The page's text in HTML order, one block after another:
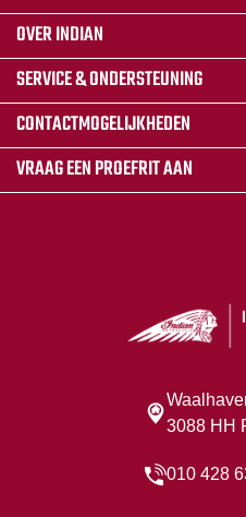
OVER INDIAN
SERVICE & ONDERSTEUNING
CONTACTMOGELIJKHEDEN
VRAAG EEN PROEFRIT AAN
3088 HH
010 428